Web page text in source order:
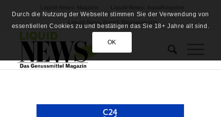
Durch die Nutzung der Webseite stimmen Sie der Verwendung von
essentiellen Cookies zu und bestätigen das Sie 18+ Jahre alt sind.
OK